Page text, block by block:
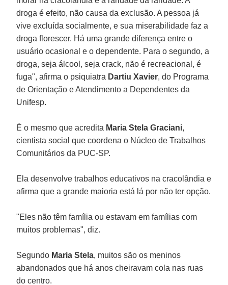
droga é efeito, não causa da exclusão. A pessoa já
vive excluída socialmente, e sua miserabilidade faz a
droga florescer. Há uma grande diferença entre o
usuário ocasional e o dependente. Para o segundo, a
droga, seja álcool, seja crack, não é recreacional, é
fuga", afirma o psiquiatra Dartiu Xavier, do Programa
de Orientação e Atendimento a Dependentes da
Unifesp.
É o mesmo que acredita Maria Stela Graciani,
cientista social que coordena o Núcleo de Trabalhos
Comunitários da PUC-SP.
Ela desenvolve trabalhos educativos na cracolândia e
afirma que a grande maioria está lá por não ter opção.
"Eles não têm família ou estavam em famílias com
muitos problemas", diz.
Segundo Maria Stela, muitos são os meninos
abandonados que há anos cheiravam cola nas ruas
do centro.